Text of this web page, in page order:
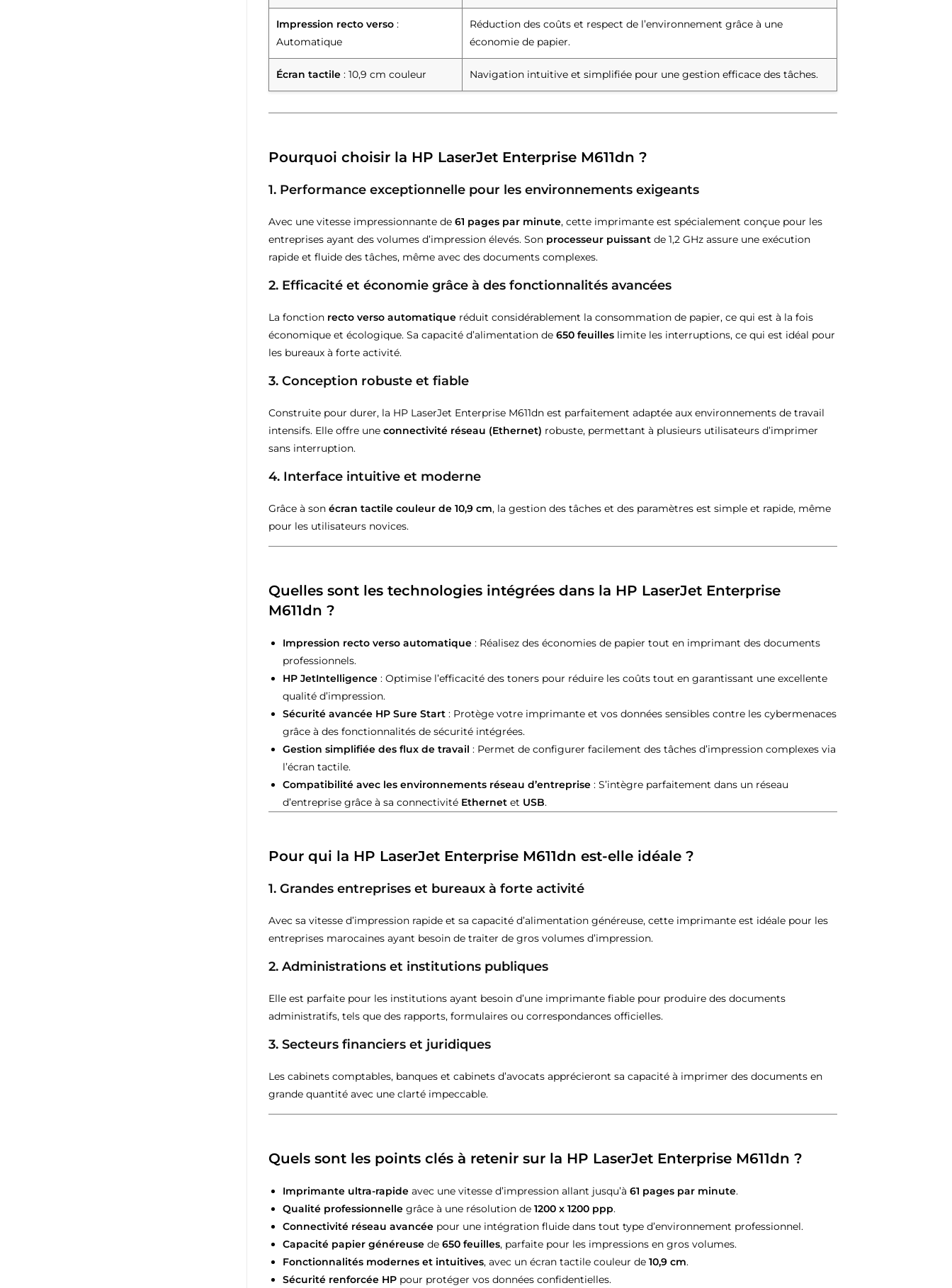
Impression recto verso :
Automatique
Réduction des coûts et respect de l’environnement grâce à une
économie de papier.
Écran tactile : 10,9 cm couleur Navigation intuitive et simplifiée pour une gestion efficace des tâches.
Pourquoi choisir la HP LaserJet Enterprise M611dn ?
1. Performance exceptionnelle pour les environnements exigeants
Avec une vitesse impressionnante de 61 pages par minute, cette imprimante est spécialement conçue pour les
entreprises ayant des volumes d’impression élevés. Son processeur puissant de 1,2 GHz assure une exécution
rapide et fluide des tâches, même avec des documents complexes.
2. Efficacité et économie grâce à des fonctionnalités avancées
La fonction recto verso automatique réduit considérablement la consommation de papier, ce qui est à la fois
économique et écologique. Sa capacité d’alimentation de 650 feuilles limite les interruptions, ce qui est idéal pour
les bureaux à forte activité.
3. Conception robuste et fiable
Construite pour durer, la HP LaserJet Enterprise M611dn est parfaitement adaptée aux environnements de travail
intensifs. Elle offre une connectivité réseau (Ethernet) robuste, permettant à plusieurs utilisateurs d’imprimer
sans interruption.
4. Interface intuitive et moderne
Grâce à son écran tactile couleur de 10,9 cm, la gestion des tâches et des paramètres est simple et rapide, même
pour les utilisateurs novices.
Quelles sont les technologies intégrées dans la HP LaserJet Enterprise
M611dn ?
Impression recto verso automatique : Réalisez des économies de papier tout en imprimant des documents
professionnels.
HP JetIntelligence : Optimise l’efficacité des toners pour réduire les coûts tout en garantissant une excellente
qualité d’impression.
Sécurité avancée HP Sure Start : Protège votre imprimante et vos données sensibles contre les cybermenaces
grâce à des fonctionnalités de sécurité intégrées.
Gestion simplifiée des flux de travail : Permet de configurer facilement des tâches d’impression complexes via
l’écran tactile.
Compatibilité avec les environnements réseau d’entreprise : S’intègre parfaitement dans un réseau
d’entreprise grâce à sa connectivité Ethernet et USB.
Pour qui la HP LaserJet Enterprise M611dn est-elle idéale ?
1. Grandes entreprises et bureaux à forte activité
Avec sa vitesse d’impression rapide et sa capacité d’alimentation généreuse, cette imprimante est idéale pour les
entreprises marocaines ayant besoin de traiter de gros volumes d’impression.
2. Administrations et institutions publiques
Elle est parfaite pour les institutions ayant besoin d’une imprimante fiable pour produire des documents
administratifs, tels que des rapports, formulaires ou correspondances officielles.
3. Secteurs financiers et juridiques
Les cabinets comptables, banques et cabinets d’avocats apprécieront sa capacité à imprimer des documents en
grande quantité avec une clarté impeccable.
Quels sont les points clés à retenir sur la HP LaserJet Enterprise M611dn ?
Imprimante ultra-rapide avec une vitesse d’impression allant jusqu’à 61 pages par minute.
Qualité professionnelle grâce à une résolution de 1200 x 1200 ppp.
Connectivité réseau avancée pour une intégration fluide dans tout type d’environnement professionnel.
Capacité papier généreuse de 650 feuilles, parfaite pour les impressions en gros volumes.
Fonctionnalités modernes et intuitives, avec un écran tactile couleur de 10,9 cm.
Sécurité renforcée HP pour protéger vos données confidentielles.